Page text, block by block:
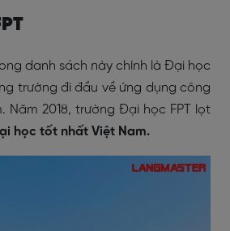
danh sách này chính là Đại học
trường đi đầu về ứng dụng công
Năm 2018, trường Đại học FPT lọt
học tốt nhất Việt Nam.